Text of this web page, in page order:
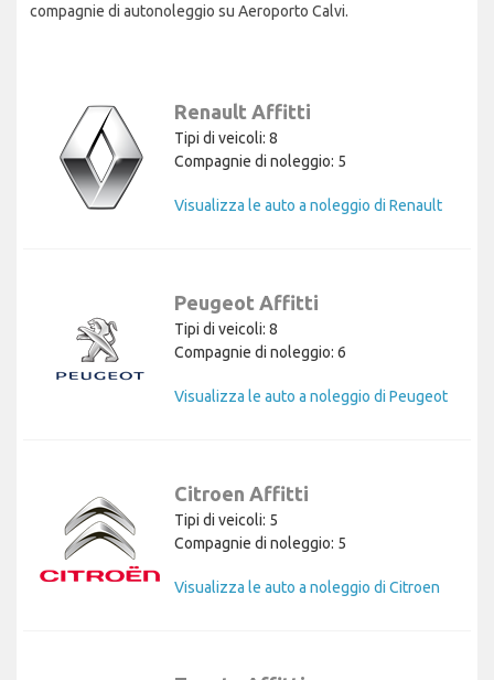
compagnie di autonoleggio su Aeroporto Calvi.
Renault Affitti
Tipi di veicoli: 8
Compagnie di noleggio: 5
Visualizza le auto a noleggio di Renault
Peugeot Affitti
Tipi di veicoli: 8
Compagnie di noleggio: 6
Visualizza le auto a noleggio di Peugeot
Citroen Affitti
Tipi di veicoli: 5
Compagnie di noleggio: 5
Visualizza le auto a noleggio di Citroen